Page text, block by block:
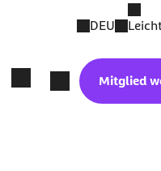
DEU
Mitglied